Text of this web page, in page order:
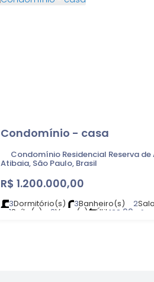
Condomínio - casa
R$ 1.200.000,00
Condomínio Residencial Reserva
Atibaia, São Paulo, Brasil
3Dormitório(s) 3Banheiro(s) 2
1Suíte(s) 2Vaga(s) Útil: 138 .00 m²